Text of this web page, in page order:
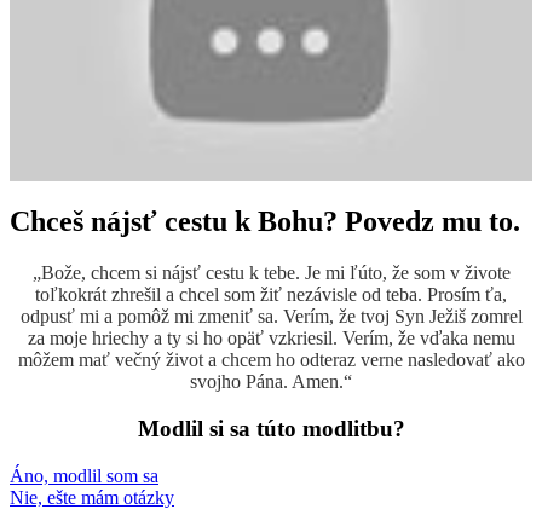
Chceš nájsť cestu k Bohu? Povedz mu to.
„Bože, chcem si nájsť cestu k tebe. Je mi ľúto, že som v živote
toľkokrát zhrešil a chcel som žiť nezávisle od teba. Prosím ťa,
odpusť mi a pomôž mi zmeniť sa. Verím, že tvoj Syn Ježiš zomrel
za moje hriechy a ty si ho opäť vzkriesil. Verím, že vďaka nemu
môžem mať večný život a chcem ho odteraz verne nasledovať ako
svojho Pána. Amen.“
Modlil si sa túto modlitbu?
Áno, modlil som sa
Nie, ešte mám otázky